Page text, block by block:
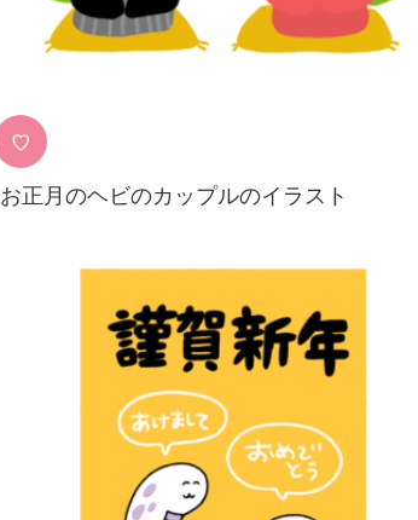
♡
お正月のヘビのカップルのイラスト